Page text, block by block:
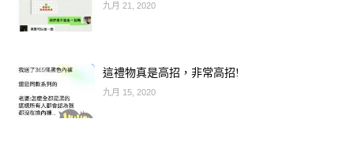
九月 21, 2020
這禮物真是高招，非常高招!
九月 15, 2020